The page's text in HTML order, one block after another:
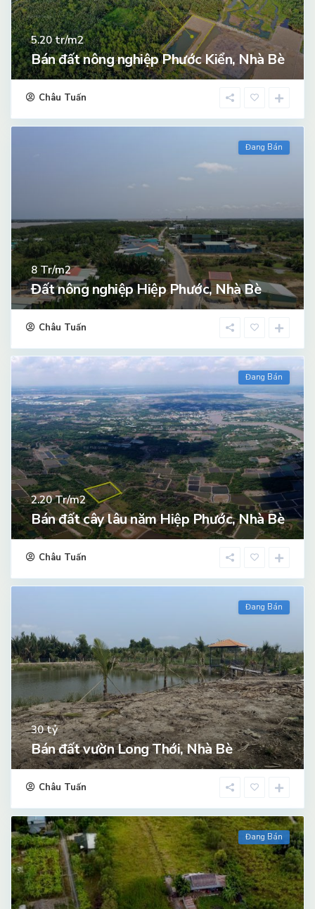
5.20tr/m2
Bán đất nông nghiệp Phước Kiển, Nhà Bè
Châu Tuấn
Đang Bán
8Tr/m2
Đất nông nghiệp Hiệp Phước, Nhà Bè
Châu Tuấn
Đang Bán
2.20Tr/m2
Bán đất cây lâu năm Hiệp Phước, Nhà Bè
Châu Tuấn
Đang Bán
30tỷ
Bán đất vườn Long Thới, Nhà Bè
Châu Tuấn
Đang Bán